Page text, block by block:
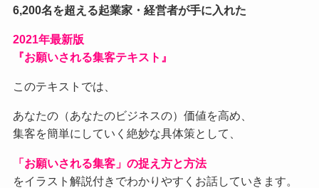
6,200名を超える起業家・経営者が手に入れた
2021年最新版
『お願いされる集客テキスト』
このテキストでは、
あなたの（あなたのビジネスの）価値を高め、
集客を簡単にしていく絶妙な具体策として、
「お願いされる集客」の捉え方と方法
をイラスト解説付きでわかりやすくお話していきます。